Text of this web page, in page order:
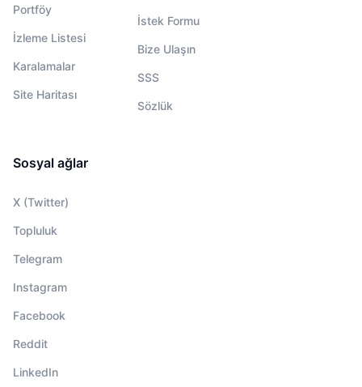
Portföy
İzleme Listesi
Karalamalar
Site Haritası
İstek Formu
Bize Ulaşın
SSS
Sözlük
Sosyal ağlar
X (Twitter)
Topluluk
Telegram
Instagram
Facebook
Reddit
LinkedIn